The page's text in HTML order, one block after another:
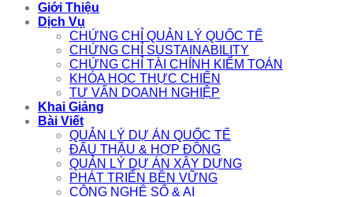
Giới Thiệu
Dịch Vụ
CHỨNG CHỈ QUẢN LÝ QUỐC TẾ
CHỨNG CHỈ SUSTAINABILITY
CHỨNG CHỈ TÀI CHÍNH KIỂM TOÁN
KHÓA HỌC THỰC CHIẾN
TƯ VẤN DOANH NGHIỆP
Khai Giảng
Bài Viết
QUẢN LÝ DỰ ÁN QUỐC TẾ
ĐẤU THẦU & HỢP ĐỒNG
QUẢN LÝ DỰ ÁN XÂY DỰNG
PHÁT TRIỂN BỀN VỮNG
CÔNG NGHỆ SỐ & AI